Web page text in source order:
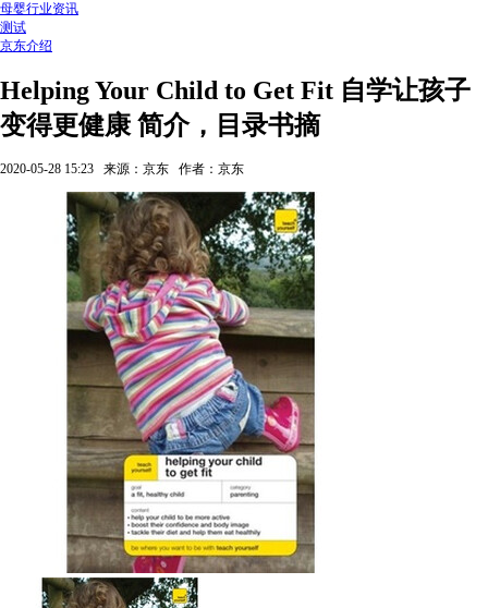
母婴行业资讯
测试
京东介绍
Helping Your Child to Get Fit 自学让孩子
变得更健康 简介，目录书摘
2020-05-28 15:23 来源：京东 作者：京东